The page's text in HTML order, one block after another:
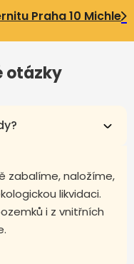
Praha 10 Michle
otázky
zabalíme, naložíme,
likvidaci.
i z vnitřních